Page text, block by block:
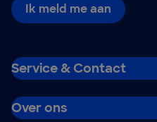
Ik meld me aan
Service & Contact
Over ons